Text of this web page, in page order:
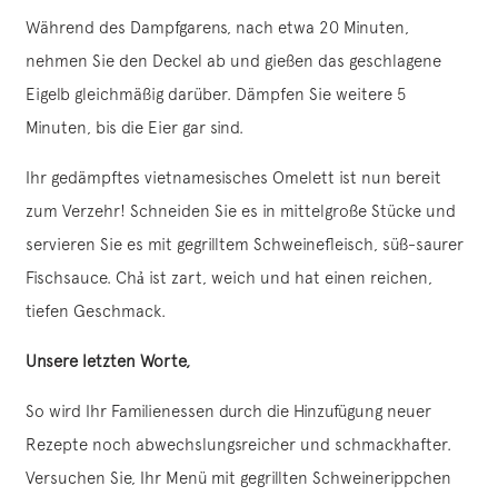
Während des Dampfgarens, nach etwa 20 Minuten,
nehmen Sie den Deckel ab und gießen das geschlagene
Eigelb gleichmäßig darüber. Dämpfen Sie weitere 5
Minuten, bis die Eier gar sind.
Ihr gedämpftes vietnamesisches Omelett ist nun bereit
zum Verzehr! Schneiden Sie es in mittelgroße Stücke und
servieren Sie es mit gegrilltem Schweinefleisch, süß-saurer
Fischsauce. Chả ist zart, weich und hat einen reichen,
tiefen Geschmack.
Unsere letzten Worte,
So wird Ihr Familienessen durch die Hinzufügung neuer
Rezepte noch abwechslungsreicher und schmackhafter.
Versuchen Sie, Ihr Menü mit gegrillten Schweinerippchen